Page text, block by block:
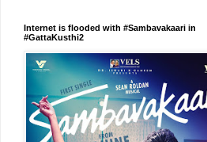
Internet is flooded with #Sambavakaari in
#GattaKusthi2